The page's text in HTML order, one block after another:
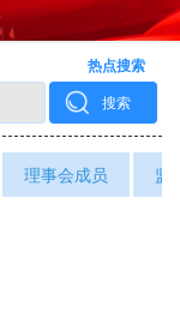
热点搜索
搜索
理事会成员 监